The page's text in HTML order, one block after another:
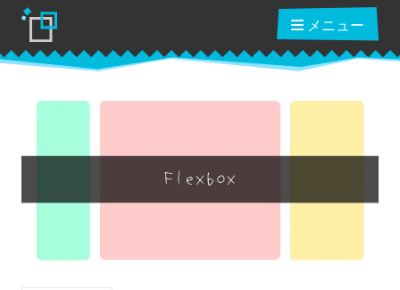
メニュー
ブログ